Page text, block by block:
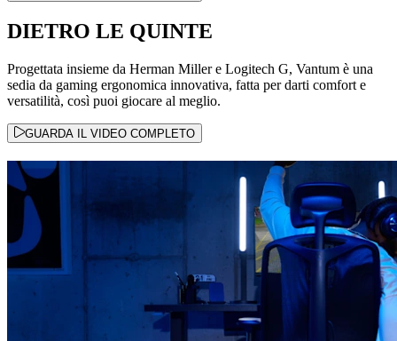
DIETRO LE QUINTE
Progettata insieme da Herman Miller e Logitech G, Vantum è una
sedia da gaming ergonomica innovativa, fatta per darti comfort e
versatilità, così puoi giocare al meglio.
GUARDA IL VIDEO COMPLETO